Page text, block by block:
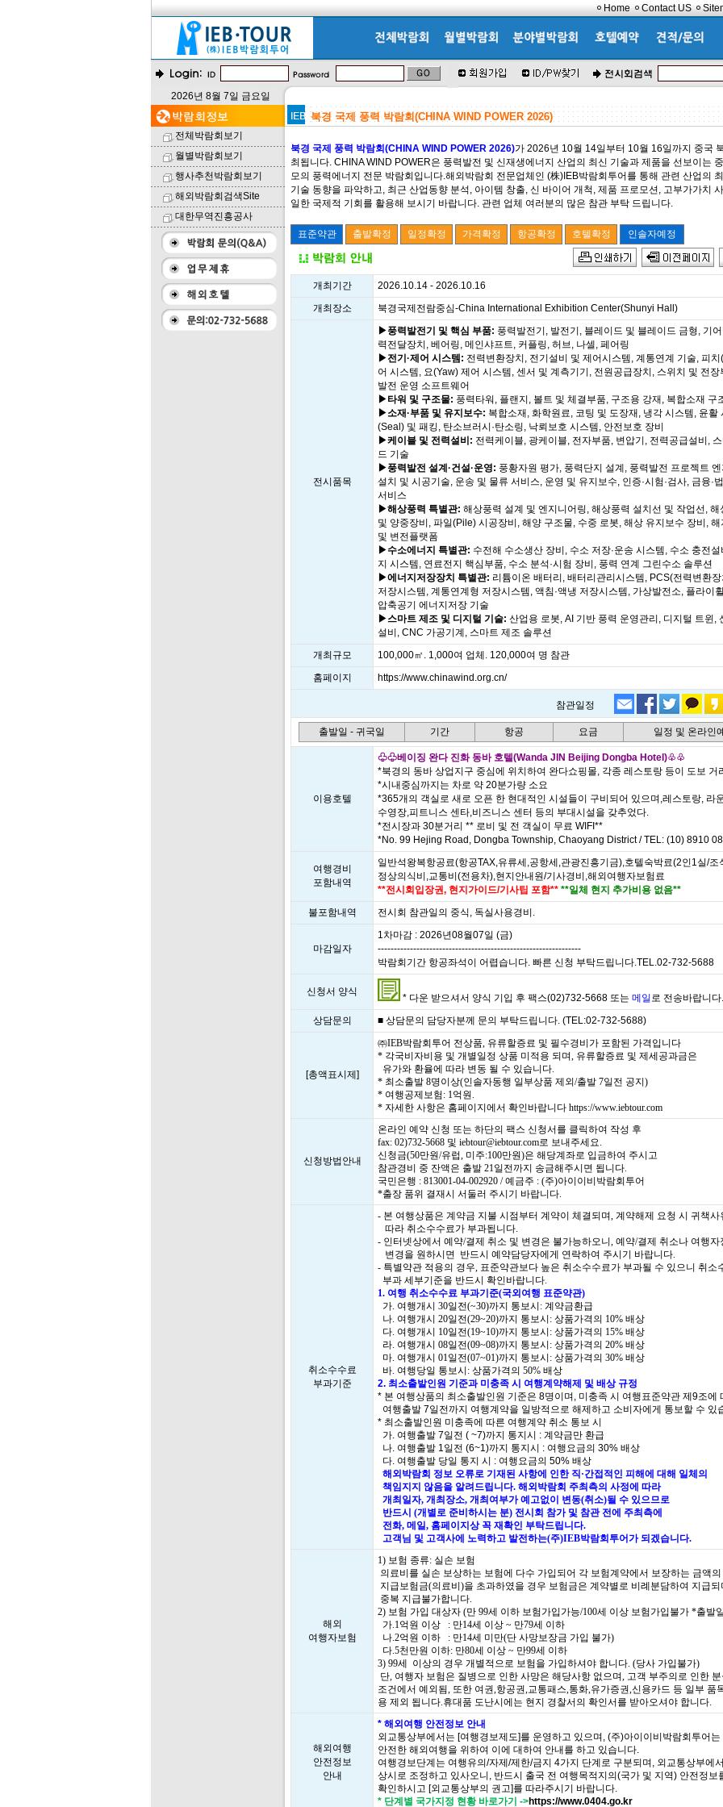
Home Contact US
2026년 8월 7일 금요일
전체박람회보기
월별박람회보기
행사추천박람회보기
해외박람회검색Site
대한무역진흥공사
북경 국제 풍력 박람회(CHINA WIND POWER 2026)
북경 국제 풍력 박람회(CHINA WIND POWER 2026)가 2026년 10월 14일부터 10월 16일까지 중국
최됩니다. CHINA WIND POWER은 풍력발전 및 신재생에너지 산업의 최신 기술과 제품을 선보이는
모의 풍력에너지 전문 박람회입니다.해외박람회 전문업체인 (株)IEB박람회투어를 통해 관련 산업의
기술 동향을 파악하고, 최근 산업동향 분석, 아이템 창출, 신 바이어 개척, 제품 프로모션, 고부가가치
일한 국제적 기회를 활용해 보시기 바랍니다. 관련 업체 여러분의 많은 참관 부탁 드립니다.
개최기간
2026.10.14 - 2026.10.16
개최장소
북경국제전람중심-China International Exhibition Center(Shunyi Hall)
전시품목
▶풍력발전기 및 핵심 부품: 풍력발전기, 발전기, 블레이드 및 블레이드 금형, 기
력전달장치, 베어링, 메인샤프트, 커플링, 허브, 나셀, 페어링
▶전기·제어 시스템: 전력변환장치, 전기설비 및 제어시스템, 계통연계 기술, 피치
어 시스템, 요(Yaw) 제어 시스템, 센서 및 계측기기, 전원공급장치, 스위치 및 전장
발전 운영 소프트웨어
▶타워 및 구조물: 풍력타워, 플랜지, 볼트 및 체결부품, 구조용 강재, 복합소재 구
▶소재·부품 및 유지보수: 복합소재, 화학원료, 코팅 및 도장재, 냉각 시스템, 윤활
(Seal) 및 패킹, 탄소브러시·탄소링, 낙뢰보호 시스템, 안전보호 장비
▶케이블 및 전력설비: 전력케이블, 광케이블, 전자부품, 변압기, 전력공급설비, 스
드 기술
▶풍력발전 설계·건설·운영: 풍황자원 평가, 풍력단지 설계, 풍력발전 프로젝트
설치 및 시공기술, 운송 및 물류 서비스, 운영 및 유지보수, 인증·시험·검사, 금융·
서비스
▶해상풍력 특별관: 해상풍력 설계 및 엔지니어링, 해상풍력 설치선 및 작업선, 해
및 양중장비, 파일(Pile) 시공장비, 해양 구조물, 수중 로봇, 해상 유지보수 장비, 해
및 변전플랫폼
▶수소에너지 특별관: 수전해 수소생산 장비, 수소 저장·운송 시스템, 수소 충전설
지 시스템, 연료전지 핵심부품, 수소 분석·시험 장비, 풍력 연계 그린수소 솔루션
▶에너지저장장치 특별관: 리튬이온 배터리, 배터리관리시스템, PCS(전력변환장
저장시스템, 계통연계형 저장시스템, 액침·액냉 저장시스템, 가상발전소, 플라이
압축공기 에너지저장 기술
▶스마트 제조 및 디지털 기술: 산업용 로봇, AI 기반 풍력 운영관리, 디지털 트윈,
설비, CNC 가공기계, 스마트 제조 솔루션
개최규모
100,000㎡. 1,000여 업체. 120,000여 명 참관
홈페이지
https://www.chinawind.org.cn/
참관일정
출발일 - 귀국일 기간 항공 요금 일정 및 온라인
이용호텔
♧♧베이징 완다 진화 동바 호텔(Wanda JIN Beijing Dongba Hotel)♧♧
*북경의 동바 상업지구 중심에 위치하여 완다쇼핑몰, 각종 레스토랑 등이 도보 거
*시내중심까지는 차로 약 20분가량 소요
*365개의 객실로 새로 오픈 한 현대적인 시설들이 구비되어 있으며,레스토랑, 라
수영장,피트니스 센타,비즈니스 센터 등의 부대시설을 갖추었다.
*전시장과 30분거리 ** 로비 및 전 객실이 무료 WIFI**
*No. 99 Hejing Road, Dongba Township, Chaoyang District / TEL: (10) 8910
여행경비
포함내역
일반석왕복항공료(항공TAX,유류세,공항세,관광진흥기금),호텔숙박료(2인1실/조
정상의식비,교통비(전용차),현지안내원/기사경비,해외여행자보험료
**전시회입장권, 현지가이드/기사팁 포함** **일체 현지 추가비용 없음**
불포함내역
전시회 참관일의 중식, 독실사용경비.
마감일자
1차마감 : 2026년08월07일 (금)
---------------------------------------------------------------
박람회기간 항공좌석이 어렵습니다. 빠른 신청 부탁드립니다.TEL.02-732-5688
신청서 양식
* 다운 받으셔서 양식 기입 후 팩스(02)732-5668 또는 메일 로 전송바랍니다.
상담문의
■ 상담문의 담당자분께 문의 부탁드립니다. (TEL:02-732-5688)
[총액표시제]
㈜IEB박람회투어 전상품, 유류할증료 및 필수경비가 포함된 가격입니다
* 각국비자비용 및 개별일정 상품 미적용 되며, 유류할증료 및 제세공과금은
유가와 환율에 따라 변동 될 수 있습니다.
* 최소출발 8명이상(인솔자동행 일부상품 제외/출발 7일전 공지)
* 여행공제보험: 1억원.
* 자세한 사항은 홈페이지에서 확인바랍니다 https://www.iebtour.com
신청방법안내
온라인 예약 신청 또는 하단의 팩스 신청서를 클릭하여 작성 후
fax: 02)732-5668 및 iebtour@iebtour.com로 보내주세요.
신청금(50만원/유럽, 미주:100만원)은 해당계좌로 입금하여 주시고
참관경비 중 잔액은 출발 21일전까지 송금해주시면 됩니다.
국민은행 : 813001-04-002920 / 예금주 : (주)아이이비박람회투어
*출장 품위 결재시 서둘러 주시기 바랍니다.
취소수수료
부과기준
- 본 여행상품은 계약금 지불 시점부터 계약이 체결되며, 계약해제 요청 시 귀책사
따라 취소수수료가 부과됩니다.
- 인터넷상에서 예약/결제 취소 및 변경은 불가능하오니, 예약/결제 취소나 여행자
변경을 원하시면 반드시 예약담당자에게 연락하여 주시기 바랍니다.
- 특별약관 적용의 경우, 표준약관보다 높은 취소수수료가 부과될 수 있으니 취소
부과 세부기준을 반드시 확인바랍니다.
1. 여행 취소수수료 부과기준(국외여행 표준약관)
가. 여행개시 30일전(~30)까지 통보시: 계약금환급
나. 여행개시 20일전(29~20)까지 통보시: 상품가격의 10% 배상
다. 여행개시 10일전(19~10)까지 통보시: 상품가격의 15% 배상
라. 여행개시 08일전(09~08)까지 통보시: 상품가격의 20% 배상
마. 여행개시 01일전(07~01)까지 통보시: 상품가격의 30% 배상
바. 여행당일 통보시: 상품가격의 50% 배상
2. 최소출발인원 기준과 미충족 시 여행계약해제 및 배상 규정
* 본 여행상품의 최소출발인원 기준은 8명이며, 미충족 시 여행표준약관 제9조에
여행출발 7일전까지 여행계약을 일방적으로 해제하고 소비자에게 통보할 수 있
* 최소출발인원 미충족에 따른 여행계약 취소 통보 시
가. 여행출발 7일전 ( ~7)까지 통지시 : 계약금만 환급
나. 여행출발 1일전 (6~1)까지 통지시 : 여행요금의 30% 배상
다. 여행출발 당일 통지 시 : 여행요금의 50% 배상
해외박람회 정보 오류로 기재된 사항에 인한 직·간접적인 피해에 대해 일체의
책임지지 않음을 알려드립니다. 해외박람회 주최측의 사정에 따라
개최일자, 개최장소, 개최여부가 예고없이 변동(취소)될 수 있으므로
반드시 (개별로 준비하시는 분) 전시회 참가 및 참관 전에 주최측에
전화, 메일, 홈페이지상 꼭 재확인 부탁드립니다.
고객님 및 고객사에 노력하고 발전하는(주)IEB박람회투어가 되겠습니다.
해외
여행자보험
1) 보험 종류: 실손 보험
의료비를 실손 보상하는 보험에 다수 가입되어 각 보험계약에서 보장하는 금액
지급보험금(의료비)을 초과하였을 경우 보험금은 계약별로 비례분담하여 지급되
중복 지급불가합니다.
2) 보험 가입 대상자 (만 99세 이하 보험가입가능/100세 이상 보험가입불가 *출발
가.1억원 이상 : 만14세 이상 ~ 만79세 이하
나.2억원 이하 : 만14세 미만(단 사망보장금 가입 불가)
다.5천만원 이하: 만80세 이상 ~ 만99세 이하
3) 99세 이상의 경우 개별적으로 보험을 가입하셔야 합니다. (당사 가입불가)
단, 여행자 보험은 질병으로 인한 사망은 해당사항 없으며, 고객 부주의로 인한
조건에서 예외됨, 또한 여권,항공권,교통패스,통화,유가증권,신용카드 등 일부 품
용 제외 됩니다.휴대품 도난시에는 현지 경찰서의 확인서를 받아오셔야 합니다.
해외여행
안전정보
안내
* 해외여행 안전정보 안내
외교통상부에서는 [여행경보제도]를 운영하고 있으며, (주)아이이비박람회투어는
안전한 해외여행을 위하여 이에 대하여 안내를 하고 있습니다.
여행경보단계는 여행유의/자제/제한/금지 4가지 단계로 구분되며, 외교통상부에서
상시로 조정하고 있사오니, 반드시 출국 전 여행목적지의(국가 및 지역) 안전정보
확인하시고 [외교통상부의 권고]를 따라주시기 바랍니다.
* 단계별 국가지정 현황 바로가기 ->https://www.0404.go.kr